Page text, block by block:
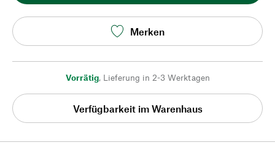
Merken
Vorrätig, Lieferung in 2-3 Werktagen
Verfügbarkeit im Warenhaus